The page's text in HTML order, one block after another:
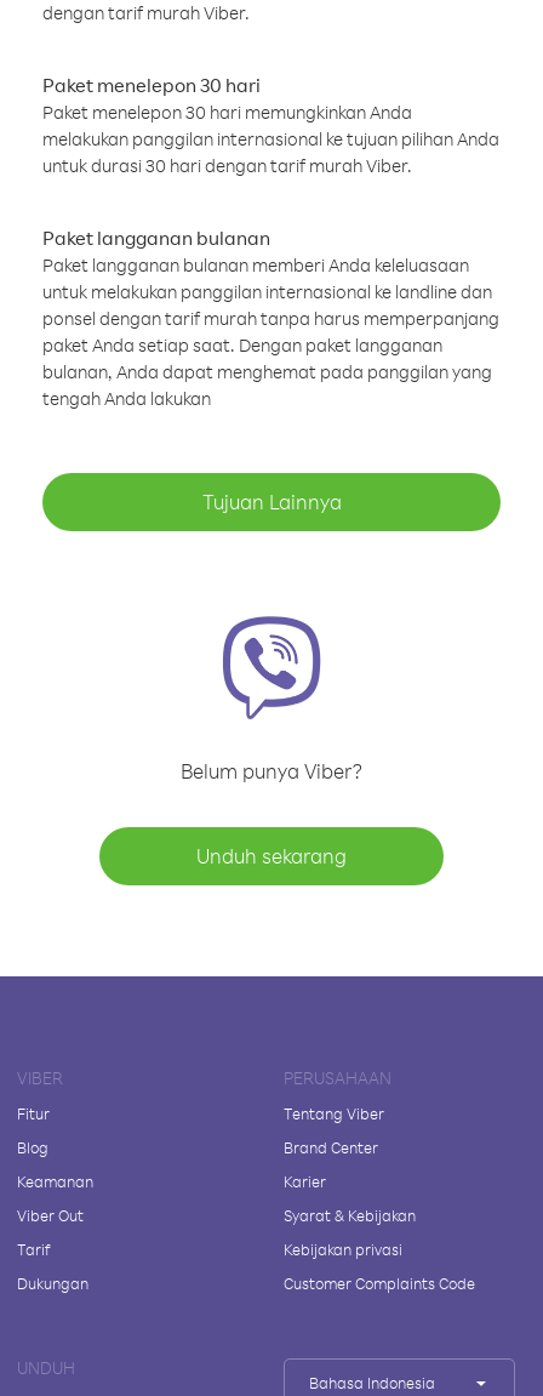
dengan tarif murah Viber.
Paket menelepon 30 hari
Paket menelepon 30 hari memungkinkan Anda
melakukan panggilan internasional ke tujuan pilihan Anda
untuk durasi 30 hari dengan tarif murah Viber.
Paket langganan bulanan
Paket langganan bulanan memberi Anda keleluasaan
untuk melakukan panggilan internasional ke landline dan
ponsel dengan tarif murah tanpa harus memperpanjang
paket Anda setiap saat. Dengan paket langganan
bulanan, Anda dapat menghemat pada panggilan yang
tengah Anda lakukan
Tujuan Lainnya
Belum punya Viber?
Unduh sekarang
VIBER
Fitur
Blog
Keamanan
Viber Out
Tarif
Dukungan
PERUSAHAAN
Tentang Viber
Brand Center
Karier
Syarat & Kebijakan
Kebijakan privasi
Customer Complaints Code
UNDUH
Bahasa Indonesia